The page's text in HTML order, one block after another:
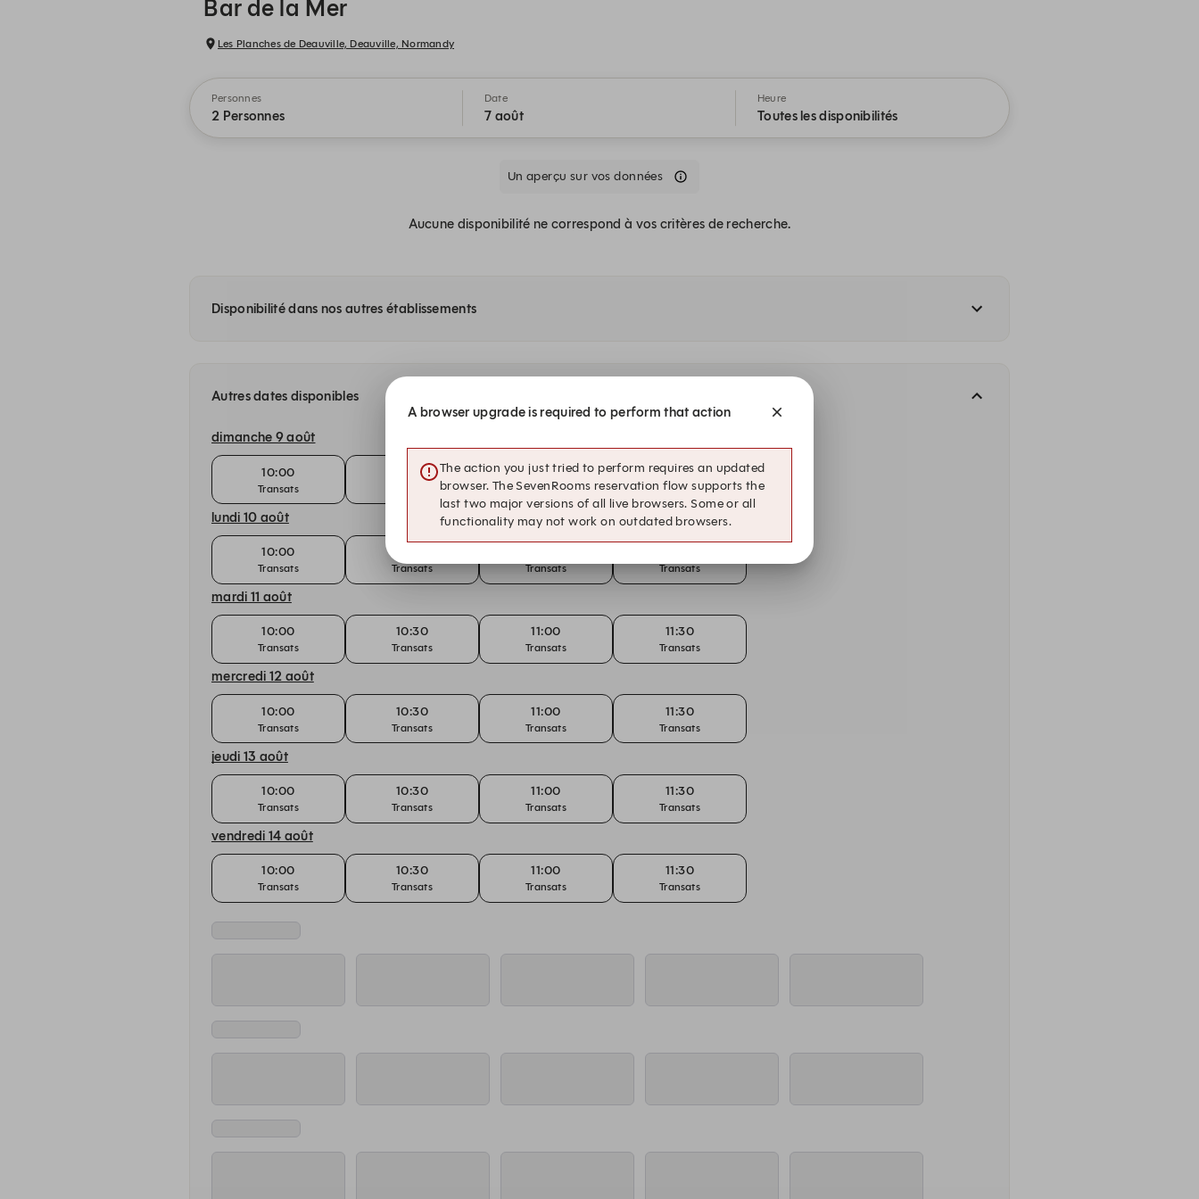
Bar de la Mer
Les Planches de Deauville, Deauville, Normandy
Personnes
2 Personnes
Date
7 août
Heure
Toutes les disponibilités
Un aperçu sur vos données
Aucune disponibilité ne correspond à vos critères de recherche.
Disponibilité dans nos autres établissements
Autres dates disponibles
dimanche 9 août
10:00
Transats
10:30 11:00
Transats
11:30
Transats
lundi 10 août
10:00
Transats Transats Transats Transats
mardi 11 août
10:00
Transats
10:30
Transats
11:00
Transats
11:30
Transats
mercredi 12 août
10:00
Transats
10:30
Transats
11:00
Transats
11:30
Transats
jeudi 13 août
10:00
Transats
10:30
Transats
11:00
Transats
11:30
Transats
vendredi 14 août
10:00
Transats
10:30
Transats
11:00
Transats
11:30
Transats
A browser upgrade is required to perform that action
The action you just tried to perform requires an updated
browser. The SevenRooms reservation flow supports the
last two major versions of all live browsers. Some or all
functionality may not work on outdated browsers.